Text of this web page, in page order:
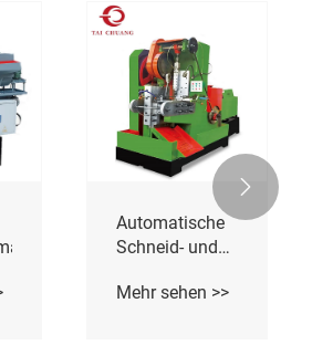
Automatische
Gewinderollmaschine
Mehr sehen >>
